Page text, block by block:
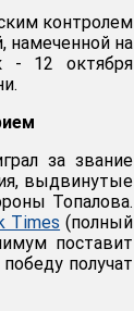
контролем
намеченной на
- 12 октября
за звание
выдвинутые
Топалова.
Times (полный
поставит
получат